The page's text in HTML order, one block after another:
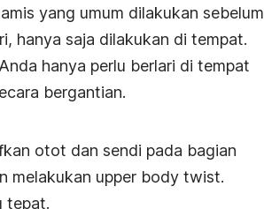
yang umum dilakukan sebelum
hanya saja dilakukan di tempat.
hanya perlu berlari di tempat
bergantian.
otot dan sendi pada bagian
melakukan upper body twist.
tepat.